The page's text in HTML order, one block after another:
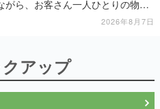
がら、お客さん一人ひとりの物語
2026年8月7日
アップ